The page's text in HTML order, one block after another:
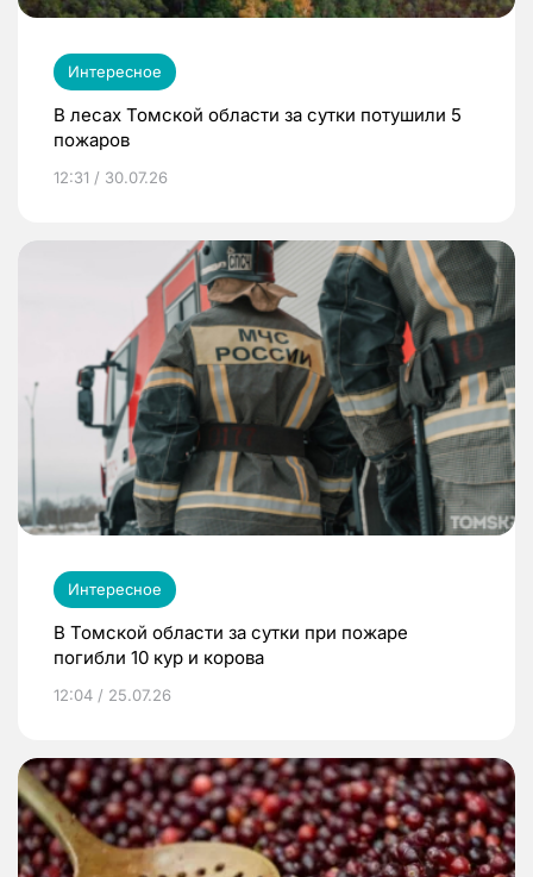
Интересное
В лесах Томской области за сутки потушили 5
пожаров
12:31 / 30.07.26
Интересное
В Томской области за сутки при пожаре
погибли 10 кур и корова
12:04 / 25.07.26